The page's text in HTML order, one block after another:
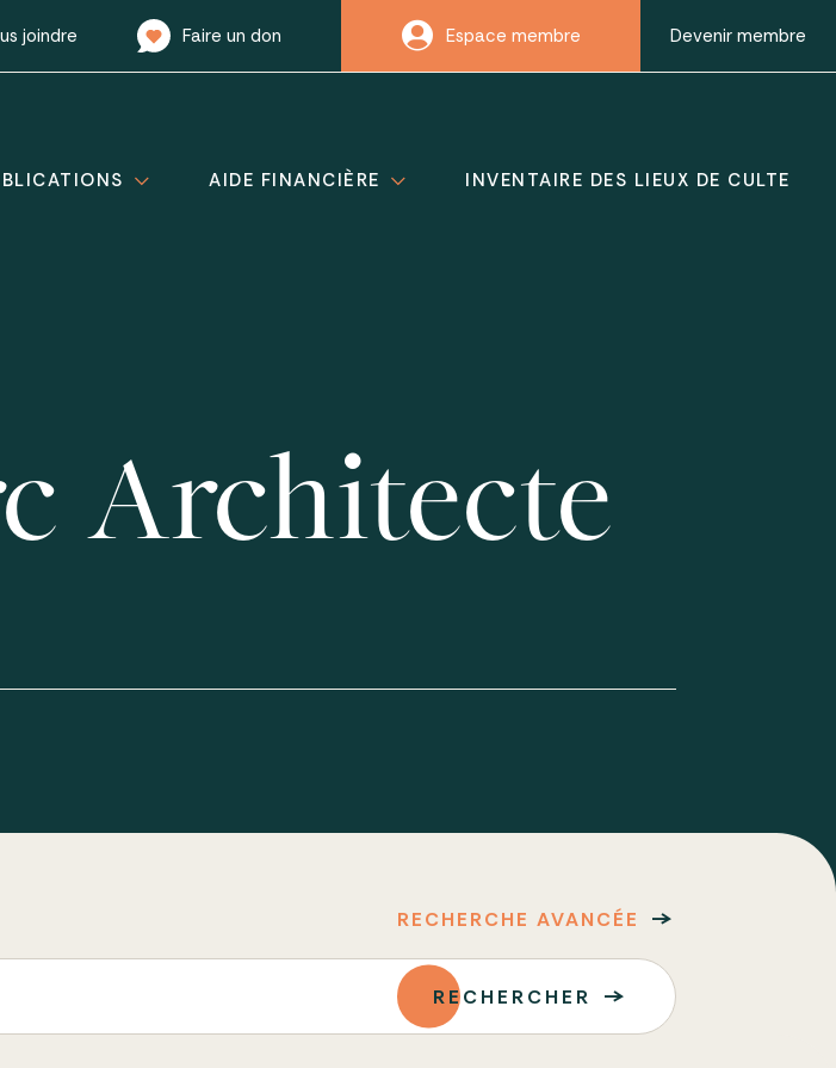
joindre Faire un don Espace membre Devenir membre
AIDE FINANCIÈRE INVENTAIRE DES LIEUX DE CULTE
Architecte
RECHERCHE AVANCÉE
RECHERCHER